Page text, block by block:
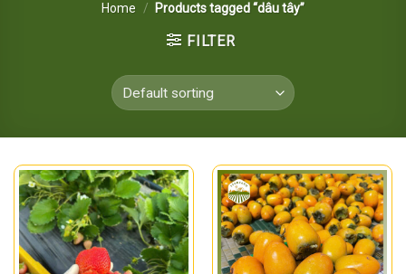
Home / Products tagged “dâu tây”
FILTER